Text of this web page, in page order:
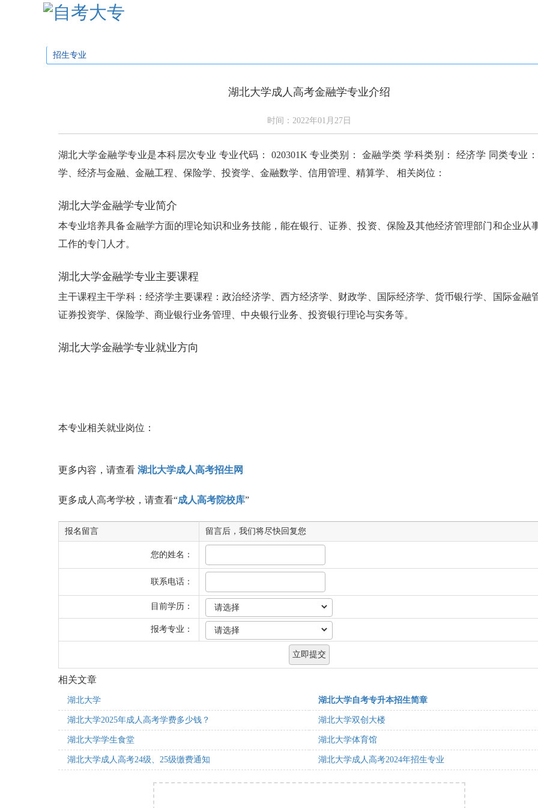
招生专业
湖北大学成人高考金融学专业介绍
时间：2022年01月27日
湖北大学金融学专业是本科层次专业 专业代码： 020301K 专业类别： 金融学类 学科类别： 经济学 同类专业
学、经济与金融、金融工程、保险学、投资学、金融数学、信用管理、精算学、 相关岗位：
湖北大学金融学专业简介
本专业培养具备金融学方面的理论知识和业务技能，能在银行、证券、投资、保险及其他经济管理部门和企业从
工作的专门人才。
湖北大学金融学专业主要课程
主干课程主干学科：经济学主要课程：政治经济学、西方经济学、财政学、国际经济学、货币银行学、国际金融
证券投资学、保险学、商业银行业务管理、中央银行业务、投资银行理论与实务等。
湖北大学金融学专业就业方向
本专业相关就业岗位：
更多内容，请查看 湖北大学成人高考招生网
更多成人高考学校，请查看“成人高考院校库”
报名留言 留言后，我们将尽快回复您
您的姓名：
联系电话：
目前学历：
报考专业：
相关文章
湖北大学 湖北大学自考专升本招生简章
湖北大学2025年成人高考学费多少钱？ 湖北大学双创大楼
湖北大学学生食堂 湖北大学体育馆
湖北大学成人高考24级、25级缴费通知 湖北大学成人高考2024年招生专业